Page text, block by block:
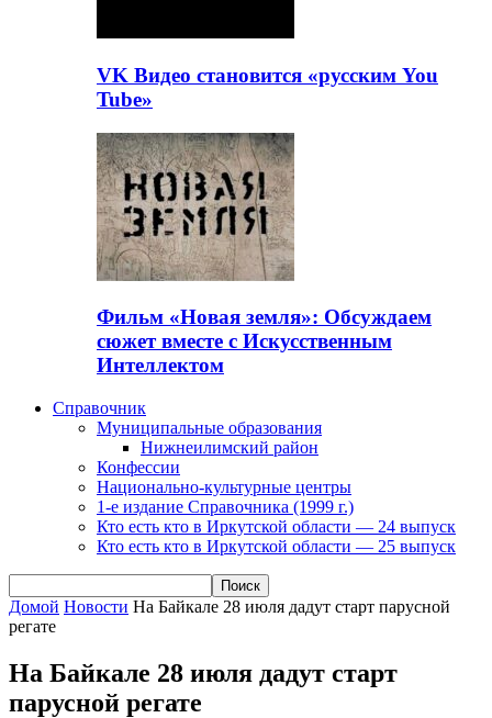
VK Видео становится «русским You
Tube»
Фильм «Новая земля»: Обсуждаем
сюжет вместе с Искусственным
Интеллектом
Справочник
Муниципальные образования
Нижнеилимский район
Конфессии
Национально-культурные центры
1-е издание Справочника (1999 г.)
Кто есть кто в Иркутской области — 24 выпуск
Кто есть кто в Иркутской области — 25 выпуск
Домой Новости На Байкале 28 июля дадут старт парусной
регате
На Байкале 28 июля дадут старт
парусной регате